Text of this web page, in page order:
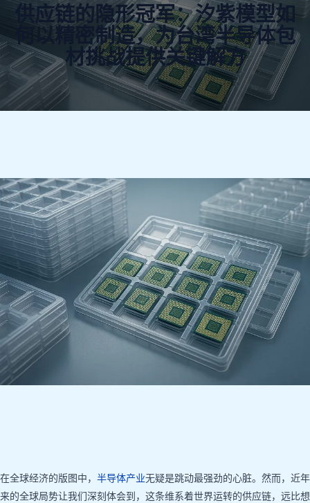
供应链的隐形冠军：汐紫模型如
何以精密制造，为台湾半导体包
材挑战提供关键解方
在全球经济的版图中， 半导体产业无疑是跳动最强劲的心脏。然而，近年
来的全球局势让我们深刻体会到，这条维系着世界运转的供应链，远比想